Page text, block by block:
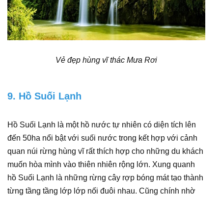
Vẻ đẹp hùng vĩ thác Mưa Rơi
9. Hồ Suối Lạnh
Hồ Suối Lạnh là một hồ nước tự nhiên có diện tích lên
đến 50ha nổi bật với suối nước trong kết hợp với cảnh
quan núi rừng hùng vĩ rất thích hợp cho những du khách
muốn hòa mình vào thiên nhiên rộng lớn. Xung quanh
hồ Suối Lạnh là những rừng cây rợp bóng mát tạo thành
từng tầng tầng lớp lớp nối đuôi nhau. Cũng chính nhờ